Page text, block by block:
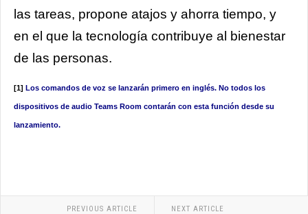
las tareas, propone atajos y ahorra tiempo, y
en el que la tecnología contribuye al bienestar
de las personas.
[1] Los comandos de voz se lanzarán primero en inglés. No todos los
dispositivos de audio Teams Room contarán con esta función desde su
lanzamiento.
PREVIOUS ARTICLE NEXT ARTICLE